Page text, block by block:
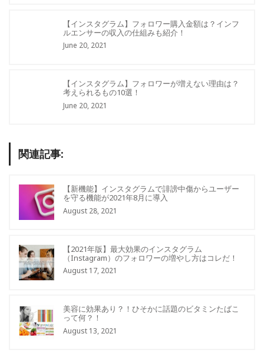
【インスタグラム】フォロワー購入金額は？インフ
ルエンサーの収入の仕組みも紹介！
June 20, 2021
【インスタグラム】フォロワーが増えない理由は？
考えられるもの10選！
June 20, 2021
関連記事:
【新機能】インスタグラムで誹謗中傷からユーザー
を守る機能が2021年8月に導入
August 28, 2021
【2021年版】最大効果のインスタグラム
（Instagram）のフォロワーの増やし方はコレだ！
August 17, 2021
美容に効果あり？！ひそかに話題のビタミンたばこ
って何？！
August 13, 2021